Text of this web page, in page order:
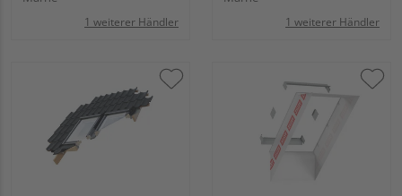
1 weiterer Händler 1 weiterer Händler